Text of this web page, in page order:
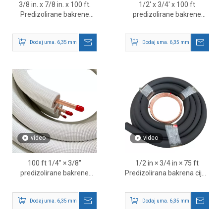
3/8 in. x 7/8 in. x 100 ft.
Predizolirane bakrene
Dodaj uma. 6,35 mm - 9,52 mm je vanjska dimenzija u metrici.
1/2' x 3/4' x 100 ft
predizolirane bakrene
klimatizacijske sustave
Dodaj uma. 6,35 mm - 9,52 mm
video
100 ft 1/4″ × 3/8″
predizolirane bakrene
za rashladno sredstvo
Dodaj uma. 6,35 mm - 9,52 mm je vanjska dimenzija u metrici.
video
1/2 in × 3/4 in × 75 ft
Predizolirana bakrena cijev
rashladno sredstvo
Dodaj uma. 6,35 mm - 9,52 mm